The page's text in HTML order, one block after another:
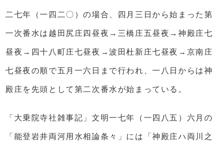
二七年（一四二〇）の場合、四月三日から始まった第
一次番水は越田尻庄四昼夜→三橋庄五昼夜→神殿庄七
昼夜→四十八町庄七昼夜→波田杜新庄七昼夜→京南庄
七昼夜の順で五月一六日まで行われ、一八日からは神
殿庄を先頭として第二次番水が始まっている。
「大乗院寺社雑事記」文明一七年（一四八五）六月の
「能登岩井両河用水相論条々」には「神殿庄ハ両川之